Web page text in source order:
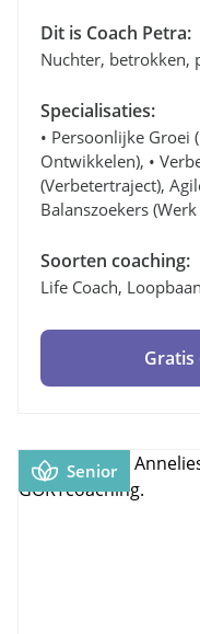
Dit is Coach Petra:
Nuchter, betrokken,
Specialisaties:
• Persoonlijke Groei
Ontwikkelen), •
(verbetertraject),
Balanszoekers
Soorten coaching:
Life Coach,
Senior